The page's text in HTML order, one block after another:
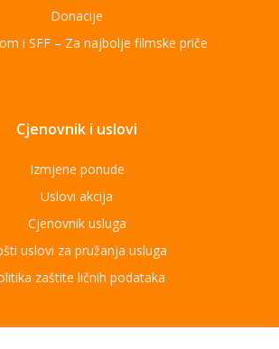
Donacije
i SFF – Za najbolje filmske priče
Cjenovnik i uslovi
Izmjene ponude
Uslovi akcija
Cjenovnik usluga
uslovi za pružanja usluga
zaštite ličnih podataka